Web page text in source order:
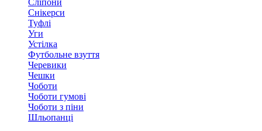
Сліпони
Снікерси
Туфлі
Уги
Устілка
Футбольне взуття
Черевики
Чешки
Чоботи
Чоботи гумові
Чоботи з піни
Шльопанці